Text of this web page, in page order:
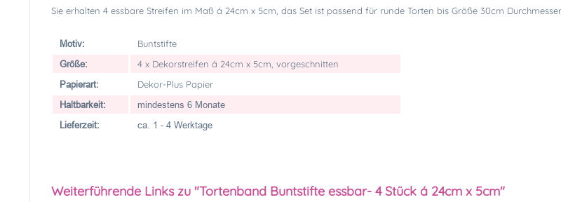
Sie erhalten 4 essbare Streifen im Maß á 24cm x 5cm, das Set ist passend für runde Torten bis Größe 30cm
Motiv: Buntstifte
Größe: 4 x Dekorstreifen á 24cm x 5cm, vorgeschnitten
Papierart: Dekor-Plus Papier
Haltbarkeit:
mindestens 6 Monate
Lieferzeit:
ca. 1 - 4 Werktage
Weiterführende Links zu "Tortenband Buntstifte essbar- 4 Stück á 24cm x 5cm"